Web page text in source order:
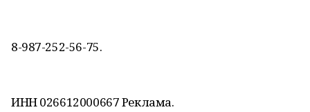
8-987-252-56-75.
ИНН 026612000667 Реклама.